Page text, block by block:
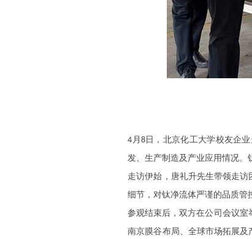
4 月 8日，北京化工大学校友企
发、生产制造及产业应用情况。
走访伊始，唐礼升先生带领走
细节，对钛净流体严谨的品质管
参观结束后，双方在公司会议室
南京膜谷布局、全球市场拓展